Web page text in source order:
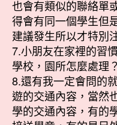
也會有類似的聯絡單
得會有同一個學生但
建議發生所以才特別
7.小朋友在家裡的習
學校，園所怎麼處理？
8.還有我一定會問的
遊的交通內容，當然
學的交通內容，有的